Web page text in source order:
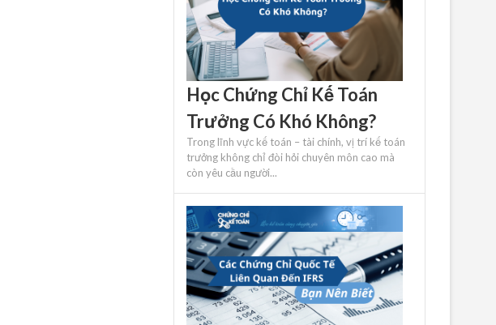
Học Chứng Chỉ Kế Toán
Trưởng Có Khó Không?
Trong lĩnh vực kế toán – tài chính, vị trí kế toán
trưởng không chỉ đòi hỏi chuyên môn cao mà
còn yêu cầu người...